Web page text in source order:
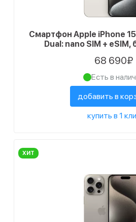
Смартфон Apple iPhone
Dual: nano SIM + eSIM,
68 690₽
Есть в
добавить в
купить в 1
ХИТ